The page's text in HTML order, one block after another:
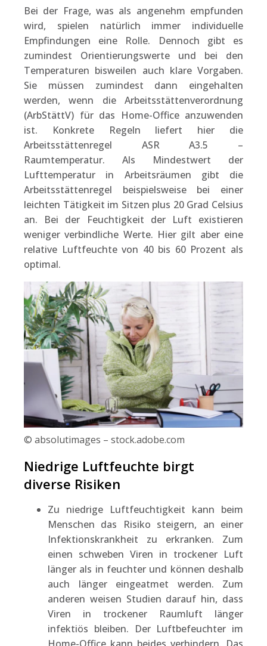
Bei der Frage, was als angenehm empfunden
wird, spielen natürlich immer individuelle
Empfindungen eine Rolle. Dennoch gibt es
zumindest Orientierungswerte und bei den
Temperaturen bisweilen auch klare Vorgaben.
Sie müssen zumindest dann eingehalten
werden, wenn die Arbeitsstättenverordnung
(ArbStättV) für das Home-Office anzuwenden
ist. Konkrete Regeln liefert hier die
Arbeitsstättenregel ASR A3.5 –
Raumtemperatur. Als Mindestwert der
Lufttemperatur in Arbeitsräumen gibt die
Arbeitsstättenregel beispielsweise bei einer
leichten Tätigkeit im Sitzen plus 20 Grad Celsius
an. Bei der Feuchtigkeit der Luft existieren
weniger verbindliche Werte. Hier gilt aber eine
relative Luftfeuchte von 40 bis 60 Prozent als
optimal.
© absolutimages – stock.adobe.com
Niedrige Luftfeuchte birgt
diverse Risiken
Zu niedrige Luftfeuchtigkeit kann beim
Menschen das Risiko steigern, an einer
Infektionskrankheit zu erkranken. Zum
einen schweben Viren in trockener Luft
länger als in feuchter und können deshalb
auch länger eingeatmet werden. Zum
anderen weisen Studien darauf hin, dass
Viren in trockener Raumluft länger
infektiös bleiben. Der Luftbefeuchter im